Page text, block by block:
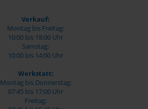
Verkauf:
Montag bis Freitag:
10:00 bis 18:00 Uhr
Samstag:
10:00 bis 14:00 Uhr
Werkstatt:
Montag bis Donnerstag:
07:45 bis 17:00 Uhr
Freitag: